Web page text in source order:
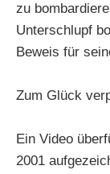
zu
Unterschlupf
Beweis für
Zum Glück
Ein Video
2001